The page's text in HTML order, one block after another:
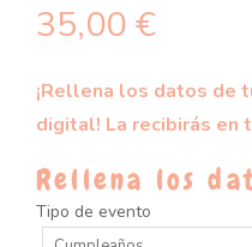
35,00 €
¡Rellena los datos de
digital! La recibirás en
Rellena los
Tipo de evento